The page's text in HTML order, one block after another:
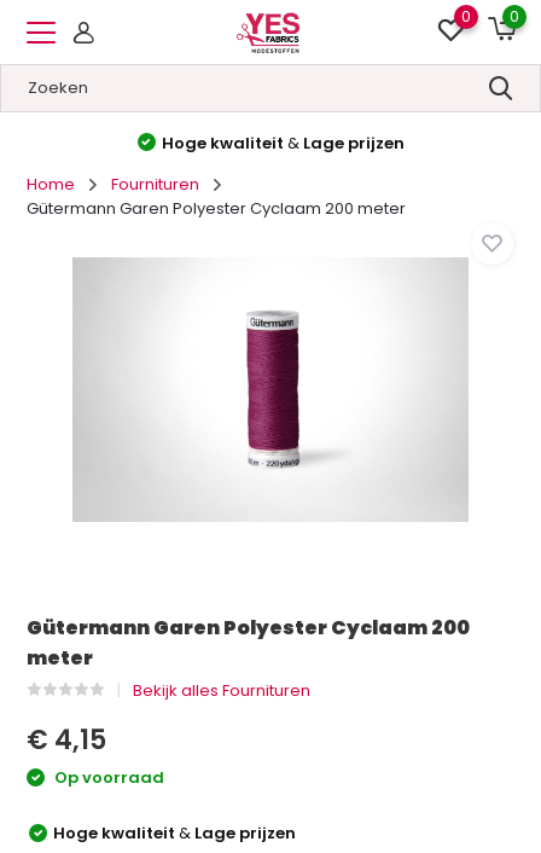
0 0
Hoge kwaliteit & Lage prijzen
Home
Fournituren
Gütermann Garen Polyester Cyclaam 200 meter
Gütermann Garen Polyester Cyclaam 200
meter
Bekijk alles Fournituren
€ 4,15
Op voorraad
Hoge kwaliteit& Lage prijzen